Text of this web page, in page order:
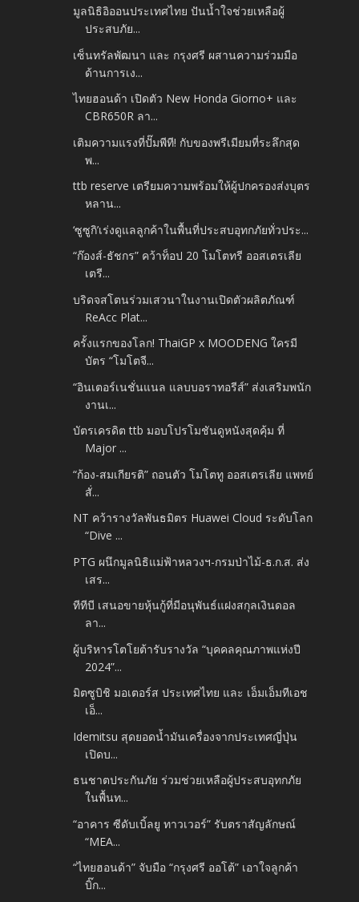
มูลนิธิอิออนประเทศไทย ปันน้ำใจช่วยเหลือผู้
ประสบภัย...
เซ็นทรัลพัฒนา และ กรุงศรี ผสานความร่วมมือ
ด้านการเง...
ไทยฮอนด้า เปิดตัว New Honda Giorno+ และ
CBR650R ลา...
เติมความแรงที่ปั๊มพีที! กับของพรีเมียมที่ระลึกสุด
พ...
ttb reserve เตรียมความพร้อมให้ผู้ปกครองส่งบุตร
หลาน...
‘ซูซูกิ’เร่งดูแลลูกค้าในพื้นที่ประสบอุทกภัยทั่วประ...
“ก๊องส์-ธัชกร” คว้าท็อป 20 โมโตทรี ออสเตรเลีย
เตรี...
บริดจสโตนร่วมเสวนาในงานเปิดตัวผลิตภัณฑ์
ReAcc Plat...
ครั้งแรกของโลก! ThaiGP x MOODENG ใครมี
บัตร “โมโตจี...
“อินเตอร์เนชั่นแนล แลบบอราทอรีส์” ส่งเสริมพนัก
งานเ...
บัตรเครดิต ttb มอบโปรโมชันดูหนังสุดคุ้ม ที่
Major ...
“ก้อง-สมเกียรติ” ถอนตัว โมโตทู ออสเตรเลีย แพทย์
สั่...
NT คว้ารางวัลพันธมิตร Huawei Cloud ระดับโลก
“Dive ...
PTG ผนึกมูลนิธิแม่ฟ้าหลวงฯ-กรมป่าไม้-ธ.ก.ส. ส่ง
เสร...
ทีทีบี เสนอขายหุ้นกู้ที่มีอนุพันธ์แฝงสกุลเงินดอล
ลา...
ผู้บริหารโตโยต้ารับรางวัล “บุคคลคุณภาพแห่งปี
2024”...
มิตซูบิชิ มอเตอร์ส ประเทศไทย และ เอ็มเอ็มทีเอช
เอ็...
Idemitsu สุดยอดน้ำมันเครื่องจากประเทศญี่ปุ่น
เปิดบ...
ธนชาตประกันภัย ร่วมช่วยเหลือผู้ประสบอุทกภัย
ในพื้นท...
“อาคาร ซีดับเบิ้ลยู ทาวเวอร์” รับตราสัญลักษณ์
“MEA...
“ไทยฮอนด้า” จับมือ “กรุงศรี ออโต้” เอาใจลูกค้า
บิ๊ก...